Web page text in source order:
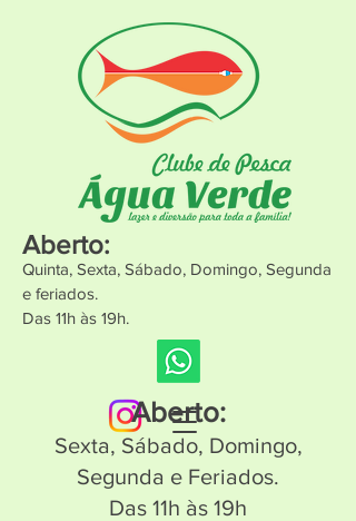
Aberto:
Quinta, Sexta, Sábado, Domingo, Segunda
e feriados.
Das 11h às 19h.
Aberto:
Sexta, Sábado, Domingo,
Segunda e Feriados.
Das 11h às 19h